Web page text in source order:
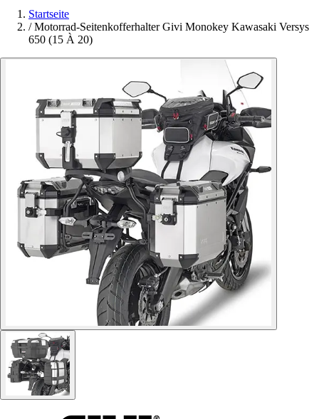
Startseite
/ Motorrad-Seitenkofferhalter Givi Monokey Kawasaki Versys
650 (15 À 20)